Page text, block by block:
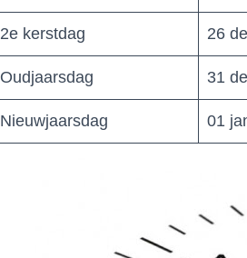
2e kerstdag 26
Oudjaarsdag 31
Nieuwjaarsdag 01